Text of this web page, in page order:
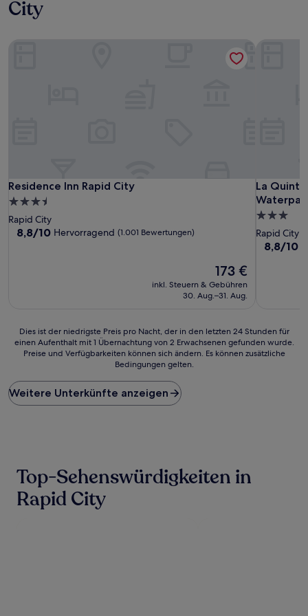
City
Residence Inn Rapid City
Residence Inn Rapid City
3.5-
Sterne-
Unterkunft
Rapid City
8.8
8,8/10 Hervorragend (1.001 Bewertungen)
Der
Preis
beträgt
173 €
inkl. Steuern & Gebühren
30. Aug.–31. Aug.
La
La Quinta
3.0-
Sterne-
Rapid City
8.8
8,8/10
Dies
ist
Preis
pro
Nacht,
24 Stunden
einen
Aufenthalt
Dies ist der niedrigste Preis pro Nacht, der in den letzten 24 Stunden für
einen Aufenthalt mit 1 Übernachtung von 2 Erwachsenen gefunden wurde.
Preise und Verfügbarkeiten können sich ändern. Es können zusätzliche
Bedingungen gelten.
Weitere Unterkünfte anzeigen
Top-Sehenswürdigkeiten in
Rapid City